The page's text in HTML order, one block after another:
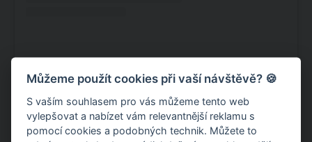
Příspěvek sdílený Běhejme a pomáhejme útulkům z.s. (@behproutulky)
“Za týden jaká změna. Jste úžasná. Jak je v klidu, tak i
krásně přibírá, je hydratovaný. Úplně mi plesá srdíčko,”
Můžeme použít cookies při vaší návštěvě? 🍪
S vaším souhlasem pro vás můžeme tento web
vylepšovat a nabízet vám relevantnější reklamu s
pomocí cookies a podobných technik. Můžete to